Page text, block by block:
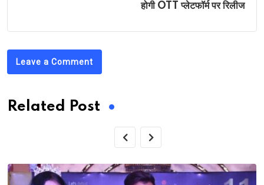
होगी OTT प्लेटफॉर्म पर रिलीज
Leave a Comment
Related Post